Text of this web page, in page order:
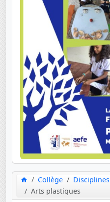
Collège
Disciplines
Arts plastiques